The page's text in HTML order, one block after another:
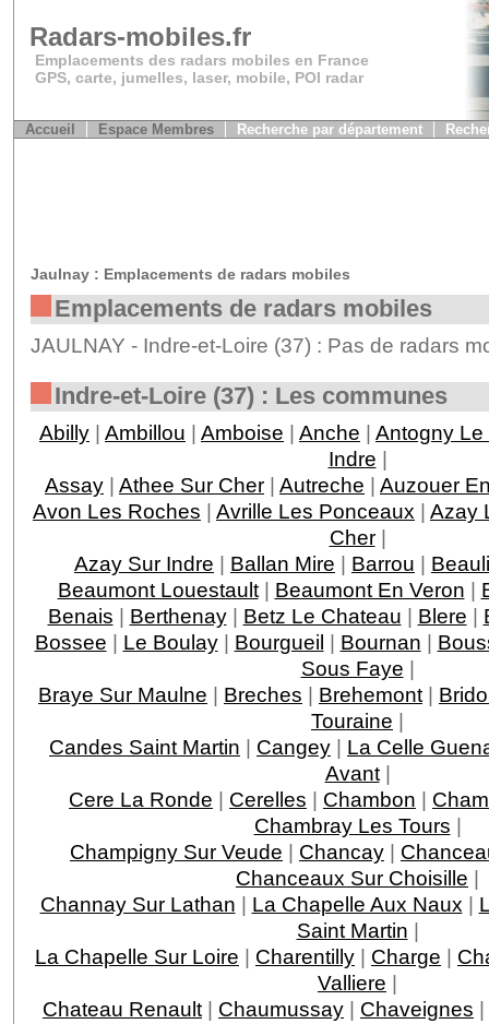
Radars-mobiles.fr
Emplacements des radars mobiles en France
GPS, carte, jumelles, laser, mobile, POI radar
Accueil Espace Membres Recherche par département
Jaulnay : Emplacements de radars mobiles
Emplacements de radars mobiles
JAULNAY - Indre-et-Loire (37) : Pas de radars
Indre-et-Loire (37) : Les communes
Abilly | Ambillou | Amboise | Anche | Antogny Le
Indre |
Assay | Athee Sur Cher | Autreche | Auzouer
Avon Les Roches | Avrille Les Ponceaux | Azay
Cher|
Azay Sur Indre | Ballan Mire | Barrou |
Beaumont Louestault| Beaumont En Veron |
Benais | Berthenay| Betz Le Chateau | Blere |
Bossee | Le Boulay| Bourgueil | Bournan |
Sous Faye |
Braye Sur Maulne | Breches | Brehemont |
Touraine |
Candes Saint Martin | Cangey | La Celle
Avant|
Cere La Ronde | Cerelles | Chambon |
Chambray Les Tours |
Champigny Sur Veude | Chancay |
Chanceaux Sur Choisille |
Channay Sur Lathan | La Chapelle Aux Naux |
Saint Martin |
La Chapelle Sur Loire | Charentilly | Charge |
Valliere |
Chateau Renault | Chaumussay | Chaveignes |